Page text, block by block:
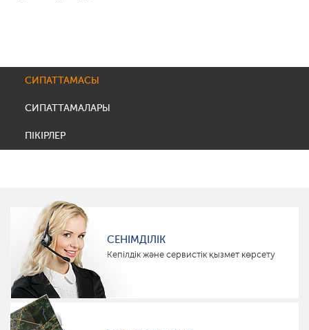
СИПАТТАМАСЫ
СИПАТТАМАЛАРЫ
ПІКІРЛЕР
СЕНІМДІЛІК
Кепілдік және сервистік қызмет көрсету